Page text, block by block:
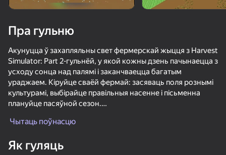
нават тыя, хто «не гуляе»
Pixel Car Racer
Пра гульню
Акунуцца ў захапляльны свет фермерскай жыцця з Harvest
Simulator: Part 2-гульнёй, у якой кожны дзень пачынаецца з
усходу сонца над палямі і заканчваецца багатым
ураджаем. Кіруйце сваёй фермай: засяваць поля рознымі
культурамі, выбірайце правільныя насенне і пісьменна
плануйце пасяўной сезон.
сельскагаспадарчых культур, Збірайце ўраджай і
Выкарыстоўвайце атрыманыя сродкі для куплі новых
Чытаць поўнасцю
Як гуляць